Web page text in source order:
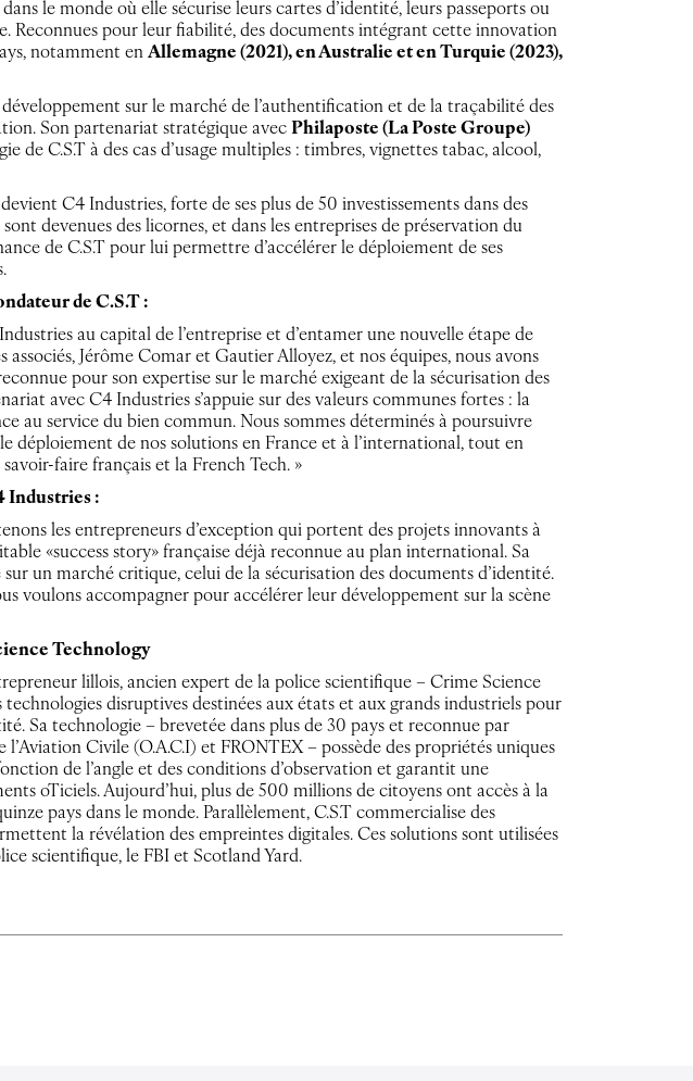
le monde où elle sécurise leurs cartes d’identité, leurs passeports ou
Reconnues pour leur fiabilité, des documents intégrant cette innovation
notamment en Allemagne (2021), en Australie et en Turquie (2023),
sur le marché de l’authentification et de la traçabilité des
Son partenariat stratégique avec Philaposte (La Poste Groupe)
de C.S.T à des cas d’usage multiples : timbres, vignettes tabac, alcool,
C4 Industries, forte de ses plus de 50 investissements dans des
devenues des licornes, et dans les entreprises de préservation du
de C.S.T pour lui permettre d’accélérer le déploiement de ses
de C.S.T :
au capital de l’entreprise et d’entamer une nouvelle étape de
Jérôme Comar et Gautier Alloyez, et nos équipes, nous avons
pour son expertise sur le marché exigeant de la sécurisation des
avec C4 Industries s’appuie sur des valeurs communes fortes : la
au service du bien commun. Nous sommes déterminés à poursuivre
déploiement de nos solutions en France et à l’international, tout en
faire français et la French Tech. »
Industries :
les entrepreneurs d’exception qui portent des projets innovants à
«success story» française déjà reconnue au plan international. Sa
un marché critique, celui de la sécurisation des documents d’identité.
voulons accompagner pour accélérer leur développement sur la scène
Technology
lillois, ancien expert de la police scientifique – Crime Science
technologies disruptives destinées aux états et aux grands industriels pour
Sa technologie – brevetée dans plus de 30 pays et reconnue par
Civile (O.A.C.I) et FRONTEX – possède des propriétés uniques
de l’angle et des conditions d’observation et garantit une
oTiciels. Aujourd’hui, plus de 500 millions de citoyens ont accès à la
pays dans le monde. Parallèlement, C.S.T commercialise des
la révélation des empreintes digitales. Ces solutions sont utilisées
scientifique, le FBI et Scotland Yard.